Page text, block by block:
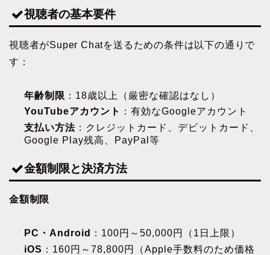
視聴者の基本要件
視聴者がSuper Chatを送るための条件は以下の通りで
す：
年齢制限 ：18歳以上（厳密な確認はなし）
YouTubeアカウント
：有効なGoogleアカウント
支払い方法 ：クレジットカード、デビットカード、
Google Play残高、PayPal等
金額制限と決済方法
金額制限
PC・Android
：100円～50,000円（1日上限）
iOS ：160円～78,800円（Apple手数料のため価格